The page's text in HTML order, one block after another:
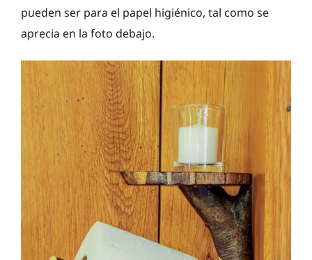
pueden ser para el papel higiénico, tal como se
aprecia en la foto debajo.